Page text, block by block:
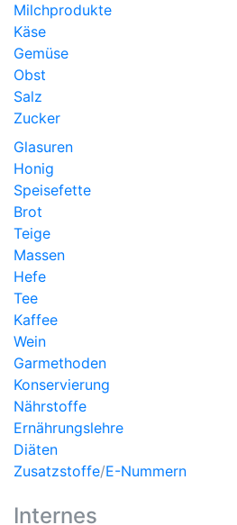
Milchprodukte
Käse
Gemüse
Obst
Salz
Zucker
Glasuren
Honig
Speisefette
Brot
Teige
Massen
Hefe
Tee
Kaffee
Wein
Garmethoden
Konservierung
Nährstoffe
Ernährungslehre
Diäten
Zusatzstoffe/E-Nummern
Internes